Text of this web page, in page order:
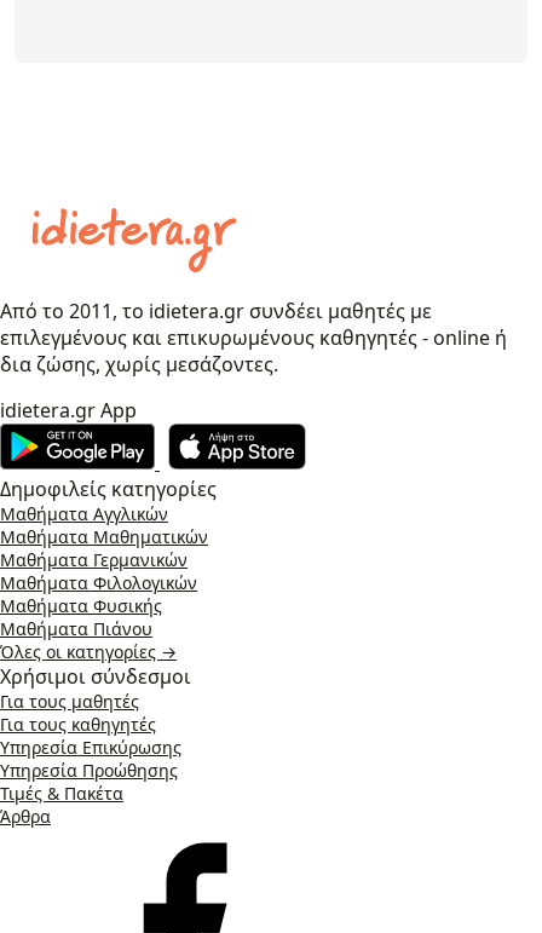
Από το 2011, το idietera.gr συνδέει μαθητές με
επιλεγμένους και επικυρωμένους καθηγητές - online ή
δια ζώσης, χωρίς μεσάζοντες.
idietera.gr App
Δημοφιλείς κατηγορίες
Μαθήματα Αγγλικών
Μαθήματα Μαθηματικών
Μαθήματα Γερμανικών
Μαθήματα Φιλολογικών
Μαθήματα Φυσικής
Μαθήματα Πιάνου
Όλες οι κατηγορίες →
Χρήσιμοι σύνδεσμοι
Για τους μαθητές
Για τους καθηγητές
Υπηρεσία Επικύρωσης
Υπηρεσία Προώθησης
Τιμές & Πακέτα
Άρθρα